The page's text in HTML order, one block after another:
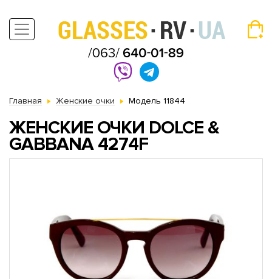
Главная Женские очки Модель 11844
ЖЕНСКИЕ ОЧКИ DOLCE &
GABBANA 4274F